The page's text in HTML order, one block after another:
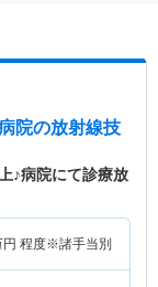
院の放射線技
♪病院にて診療放
程度※諸手当別